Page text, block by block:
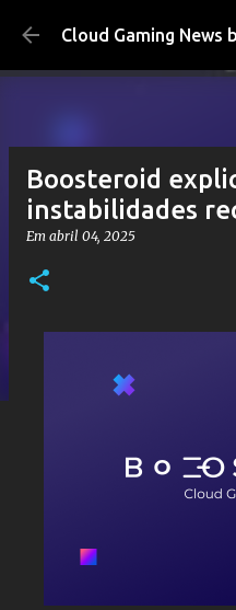
Pular para o
Cloud Gaming News
Boosteroid
instabilidades
Em abril 04, 2025